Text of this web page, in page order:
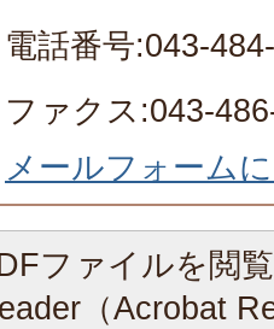
電話番号:043-
ファクス:043-
メールフォーム
ファイルを閲
（Acrobat